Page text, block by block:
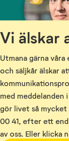
Vi älskar
Utmana gärna
och säljkår älskar
med meddelanden
gör livet så mycket
00 41, efter ett
av oss. Eller klicka